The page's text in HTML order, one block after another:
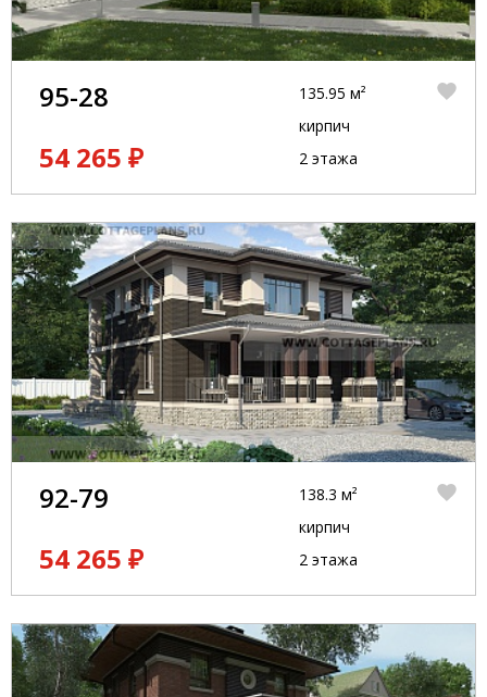
95-28
54 265 ₽
135.95 м²
кирпич
2 этажа
92-79
54 265 ₽
138.3 м²
кирпич
2 этажа